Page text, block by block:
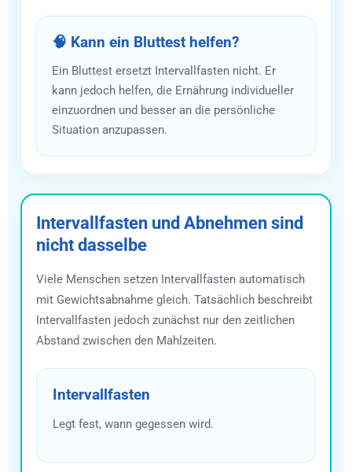
🧠 Kann ein Bluttest helfen?
Ein Bluttest ersetzt Intervallfasten nicht. Er
kann jedoch helfen, die Ernährung individueller
einzuordnen und besser an die persönliche
Situation anzupassen.
Intervallfasten und Abnehmen sind
nicht dasselbe
Viele Menschen setzen Intervallfasten automatisch
mit Gewichtsabnahme gleich. Tatsächlich beschreibt
Intervallfasten jedoch zunächst nur den zeitlichen
Abstand zwischen den Mahlzeiten.
Intervallfasten
Legt fest, wann gegessen wird.